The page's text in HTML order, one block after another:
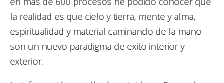
la realidad es que cielo y tierra, mente y alma,
espiritualidad y material caminando de la mano
son un nuevo paradigma de exito interior y
exterior.